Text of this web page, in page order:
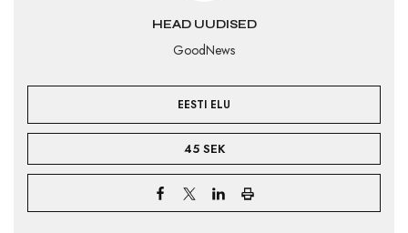
HEAD UUDISED
GoodNews
EESTI ELU
45 SEK